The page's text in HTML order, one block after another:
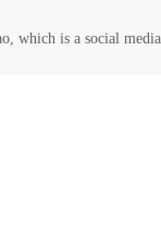
which is a social media